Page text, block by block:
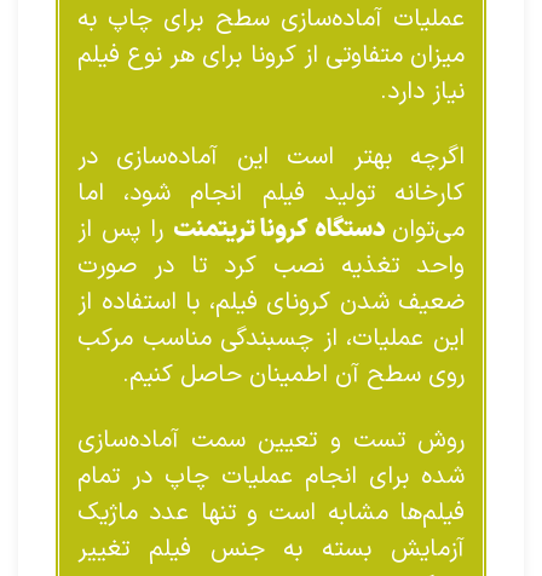
عملیات آماده‌سازی سطح برای چاپ به
میزان متفاوتی از کرونا برای هر نوع فیلم
نیاز دارد.
اگرچه بهتر است این آماده‌سازی در
کارخانه تولید فیلم انجام شود، اما
می‌توان دستگاه کرونا تریتمنت را پس از
واحد تغذیه نصب کرد تا در صورت
ضعیف شدن کرونای فیلم، با استفاده از
این عملیات، از چسبندگی مناسب مرکب
روی سطح آن اطمینان حاصل کنیم.
روش تست و تعیین سمت آماده‌سازی
شده برای انجام عملیات چاپ در تمام
فیلم‌ها مشابه است و تنها عدد ماژیک
آزمایش بسته به جنس فیلم تغییر